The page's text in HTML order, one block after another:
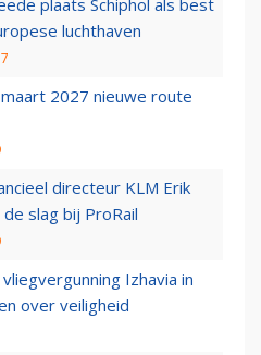
plaats Schiphol als best
luchthaven
2027 nieuwe route
directeur KLM Erik
slag bij ProRail
Izhavia in
over veiligheid